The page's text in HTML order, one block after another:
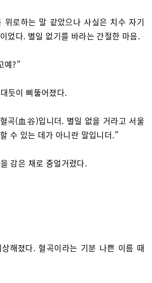
위로하는 말 같았으나 사실은 치수 자기
었다. 별일 없기를 바라는 간절한 마음.
예?”
듯이 삐뚤어졌다.
곡(血谷)입니더. 별일 없을 거라고 서울
수 있는 데가 아니란 말입니더.”
감은 채로 중얼거렸다.
해졌다. 혈곡이라는 기분 나쁜 이름 때